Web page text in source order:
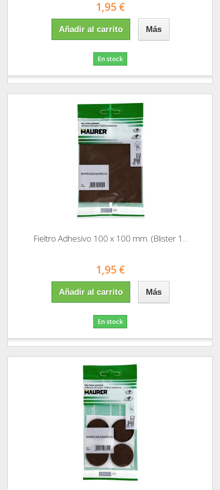
1,95 €
Añadir al carrito Más
En stock
Fieltro Adhesivo 100 x 100 mm. (Blister 1...
1,95 €
Añadir al carrito Más
En stock